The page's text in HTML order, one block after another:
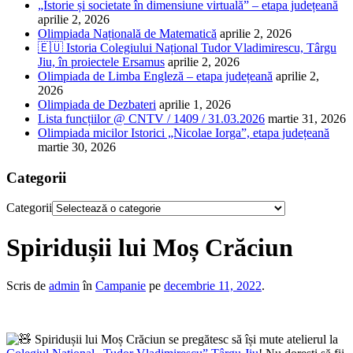
„Istorie și societate în dimensiune virtuală” – etapa județeană
aprilie 2, 2026
Olimpiada Națională de Matematică aprilie 2, 2026
🇪🇺 Istoria Colegiului Național Tudor Vladimirescu, Târgu
Jiu, în proiectele Ersamus aprilie 2, 2026
Olimpiada de Limba Engleză – etapa județeană aprilie 2,
2026
Olimpiada de Dezbateri aprilie 1, 2026
Lista funcțiilor @ CNTV / 1409 / 31.03.2026 martie 31, 2026
Olimpiada micilor Istorici „Nicolae Iorga”, etapa județeană
martie 30, 2026
Categorii
Categorii
Spiridușii lui Moș Crăciun
Scris de admin în Campanie pe decembrie 11, 2022.
Spiridușii lui Moș Crăciun se pregătesc să își mute atelierul la